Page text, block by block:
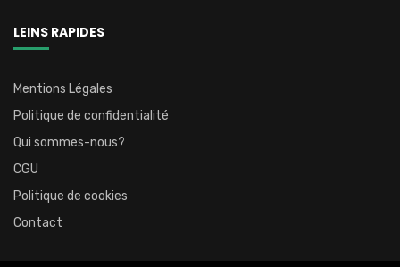
LEINS RAPIDES
Mentions Légales
Politique de confidentialité
Qui sommes-nous?
CGU
Politique de cookies
Contact